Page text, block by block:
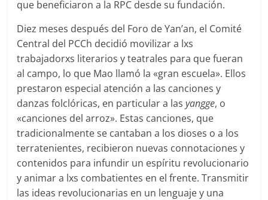
que beneficiaron a la RPC desde su fundación.
Diez meses después del Foro de Yan’an, el Comité
Central del PCCh decidió movilizar a lxs
trabajadorxs literarios y teatrales para que fueran
al campo, lo que Mao llamó la «gran escuela». Ellos
prestaron especial atención a las canciones y
danzas folclóricas, en particular a lasyangge, o
«canciones del arroz». Estas canciones, que
tradicionalmente se cantaban a los dioses o a los
terratenientes, recibieron nuevas connotaciones y
contenidos para infundir un espíritu revolucionario
y animar a lxs combatientes en el frente. Transmitir
las ideas revolucionarias en un lenguaje y una